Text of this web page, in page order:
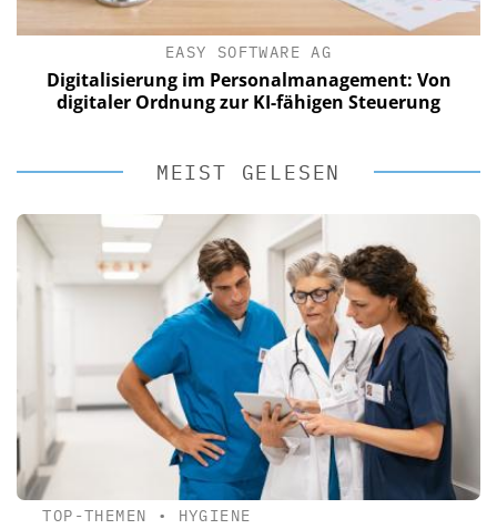
EASY SOFTWARE AG
Digitalisierung im Personalmanagement: Von
digitaler Ordnung zur KI-fähigen Steuerung
MEIST GELESEN
TOP-THEMEN • HYGIENE